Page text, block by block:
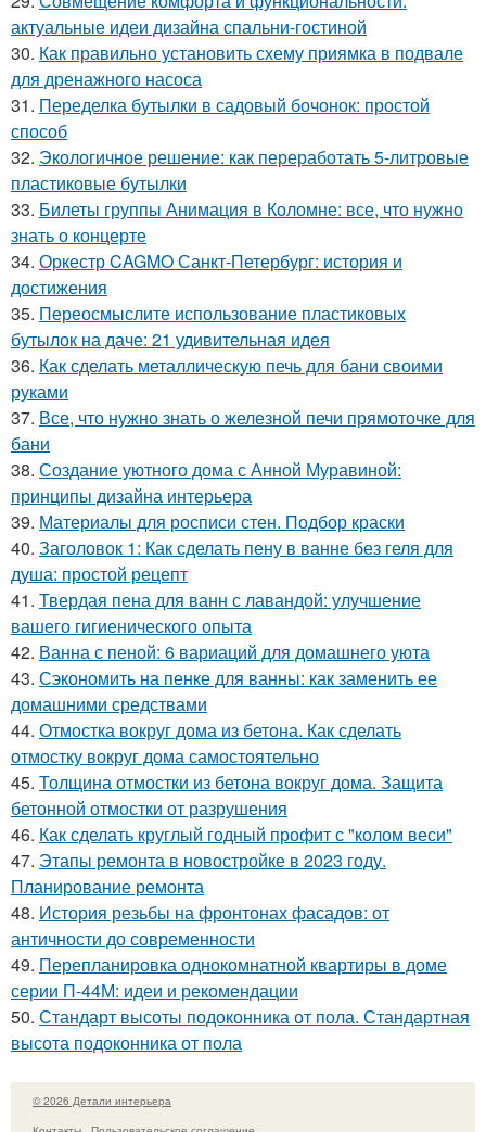
актуальные идеи дизайна спальни-гостиной
30. Как правильно установить схему приямка в подвале
для дренажного насоса
31. Переделка бутылки в садовый бочонок: простой
способ
32. Экологичное решение: как переработать 5-литровые
пластиковые бутылки
33. Билеты группы Анимация в Коломне: все, что нужно
знать о концерте
34. Оркестр CAGMO Санкт-Петербург: история и
достижения
35. Переосмыслите использование пластиковых
бутылок на даче: 21 удивительная идея
36. Как сделать металлическую печь для бани своими
руками
37. Все, что нужно знать о железной печи прямоточке для
бани
38. Создание уютного дома с Анной Муравиной:
принципы дизайна интерьера
39. Материалы для росписи стен. Подбор краски
40. Заголовок 1: Как сделать пену в ванне без геля для
душа: простой рецепт
41. Твердая пена для ванн с лавандой: улучшение
вашего гигиенического опыта
42. Ванна с пеной: 6 вариаций для домашнего уюта
43. Сэкономить на пенке для ванны: как заменить ее
домашними средствами
44. Отмостка вокруг дома из бетона. Как сделать
отмостку вокруг дома самостоятельно
45. Толщина отмостки из бетона вокруг дома. Защита
бетонной отмостки от разрушения
46. Как сделать круглый годный профит с "колом веси"
47. Этапы ремонта в новостройке в 2023 году.
Планирование ремонта
48. История резьбы на фронтонах фасадов: от
античности до современности
49. Перепланировка однокомнатной квартиры в доме
серии П-44М: идеи и рекомендации
50. Стандарт высоты подоконника от пола. Стандартная
высота подоконника от пола
© 2026 Детали интерьера